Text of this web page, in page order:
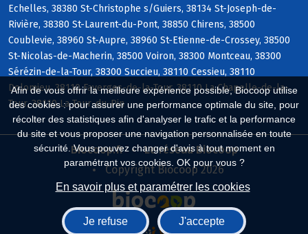
Afin de vous offrir la meilleure expérience possible, Biocoop utilise
des cookies : pour assurer une performance optimale du site, pour
récolter des statistiques afin d'analyser le trafic et la performance
du site et vous proposer une navigation personnalisée en toute
sécurité. Vous pouvez changer d'avis à tout moment en
paramétrant vos cookies. OK pour vous ?
En savoir plus et paramétrer les cookies
Je refuse J'accepte
Echelles, 38380 St-Christophe s/Guiers, 38134 St-Joseph-de-
Rivière, 38380 St-Laurent-du-Pont, 38850 Chirens, 38500
Coublevie, 38960 St-Aupre, 38960 St-Etienne-de-Crossey, 38500
St-Nicolas-de-Macherin, 38500 Voiron, 38300 Montceau, 38300
Sérézin-de-la-Tour, 38300 Succieu, 38110 Cessieu, 38110
Dolomieu, 38110 Faverges-de-la-Tour, 38110 La Chapelle-de-la-
Tour, 38110 La Tour-du-Pin
Biocoop.fr
Le réseau Biocoop
Copyright Biocoop 2026